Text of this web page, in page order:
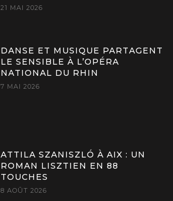
21 MAI 2026
DANSE ET MUSIQUE PARTAGENT
LE SENSIBLE À L’OPÉRA
NATIONAL DU RHIN
7 MAI 2026
ATTILA SZANISZLÓ À AIX : UN
ROMAN LISZTIEN EN 88
TOUCHES
8 AOÛT 2026